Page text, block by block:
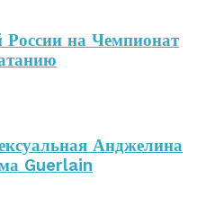
России на Чемпионат
Анджелина
Guerlain